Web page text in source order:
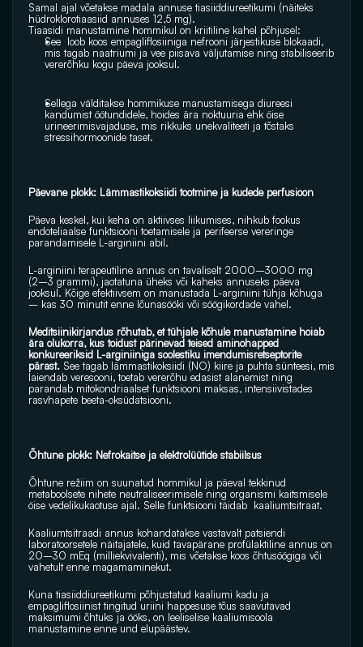
Samal ajal võetakse madala annuse tiasiiddiureetikumi (näiteks
hüdroklorotiaasiid annuses 12,5 mg).
Tiaasidi manustamine hommikul on kriitiline kahel põhjusel:
See  loob koos empagliflosiiniga nefrooni järjestikuse blokaadi,
mis tagab naatriumi ja vee piisava väljutamise ning stabiliseerib
vererõhku kogu päeva jooksul.
Sellega välditakse hommikuse manustamisega diureesi
kandumist öötundidele, hoides ära noktuuria ehk öise
urineerimisvajaduse, mis rikkuks unekvaliteeti ja tõstaks
stressihormoonide taset.
Päevane plokk: Lämmastikoksiidi tootmine ja kudede perfusioon
Päeva keskel, kui keha on aktiivses liikumises, nihkub fookus
endoteliaalse funktsiooni toetamisele ja perifeerse vereringe
parandamisele L-arginiini abil.
L-arginiini terapeutiline annus on tavaliselt 2000–3000 mg
(2–3 grammi), jaotatuna üheks või kaheks annuseks päeva
jooksul. Kõige efektiivsem on manustada L-arginiini tühja kõhuga
– kas 30 minutit enne lõunasööki või söögikordade vahel.
Meditsiinikirjandus rõhutab, et tühjale kõhule manustamine hoiab
ära olukorra, kus toidust pärinevad teised aminohapped
konkureeriksid L-arginiiniga soolestiku imendumisretseptorite
pärast. See tagab lämmastikoksiidi (NO) kiire ja puhta sünteesi, mis
laiendab veresooni, toetab vererõhu edasist alanemist ning
parandab mitokondriaalset funktsiooni maksas, intensiivistades
rasvhapete beeta-oksüdatsiooni.
Õhtune plokk: Nefrokaitse ja elektrolüütide stabiilsus
Õhtune režiim on suunatud hommikul ja päeval tekkinud
metaboolsete nihete neutraliseerimisele ning organismi kaitsmisele
öise vedelikukaotuse ajal. Selle funktsiooni täidab  kaaliumtsitraat.
Kaaliumtsitraadi annus kohandatakse vastavalt patsiendi
laboratoorsetele näitajatele, kuid tavapärane profülaktiline annus on
20–30 mEq (milliekvivalenti), mis võetakse koos õhtusöögiga või
vahetult enne magamaminekut.
Kuna tiasiiddiureetikumi põhjustatud kaaliumi kadu ja
empagliflosiinist tingitud uriini happesuse tõus saavutavad
maksimumi õhtuks ja ööks, on leeliselise kaaliumisoola
manustamine enne und elupäästev.